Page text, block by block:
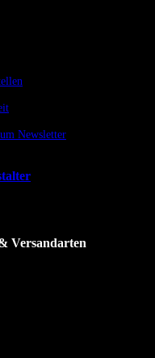
Newsletter
Versandarten